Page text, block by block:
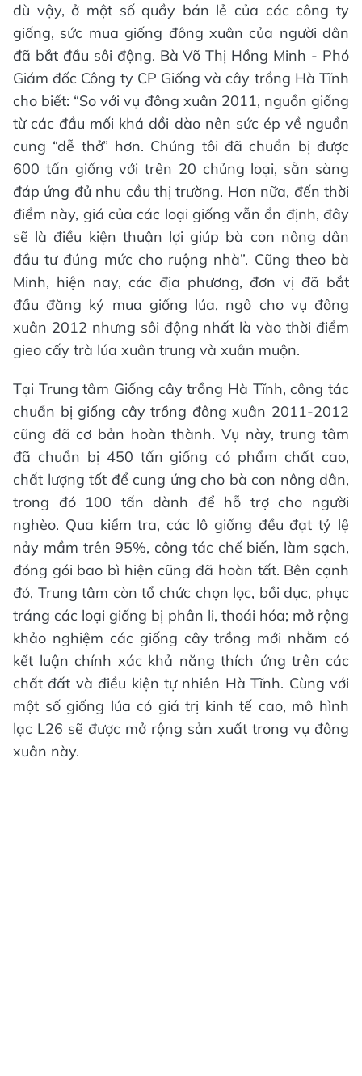
dù vậy, ở một số quầy bán lẻ của các công ty
giống, sức mua giống đông xuân của người dân
đã bắt đầu sôi động. Bà Võ Thị Hồng Minh - Phó
Giám đốc Công ty CP Giống và cây trồng Hà Tĩnh
cho biết: “So với vụ đông xuân 2011, nguồn giống
từ các đầu mối khá dồi dào nên sức ép về nguồn
cung “dễ thở” hơn. Chúng tôi đã chuẩn bị được
600 tấn giống với trên 20 chủng loại, sẵn sàng
đáp ứng đủ nhu cầu thị trường. Hơn nữa, đến thời
điểm này, giá của các loại giống vẫn ổn định, đây
sẽ là điều kiện thuận lợi giúp bà con nông dân
đầu tư đúng mức cho ruộng nhà”. Cũng theo bà
Minh, hiện nay, các địa phương, đơn vị đã bắt
đầu đăng ký mua giống lúa, ngô cho vụ đông
xuân 2012 nhưng sôi động nhất là vào thời điểm
gieo cấy trà lúa xuân trung và xuân muộn.
Tại Trung tâm Giống cây trồng Hà Tĩnh, công tác
chuẩn bị giống cây trồng đông xuân 2011-2012
cũng đã cơ bản hoàn thành. Vụ này, trung tâm
đã chuẩn bị 450 tấn giống có phẩm chất cao,
chất lượng tốt để cung ứng cho bà con nông dân,
trong đó 100 tấn dành để hỗ trợ cho người
nghèo. Qua kiểm tra, các lô giống đều đạt tỷ lệ
nảy mầm trên 95%, công tác chế biến, làm sạch,
đóng gói bao bì hiện cũng đã hoàn tất. Bên cạnh
đó, Trung tâm còn tổ chức chọn lọc, bồi dục, phục
tráng các loại giống bị phân li, thoái hóa; mở rộng
khảo nghiệm các giống cây trồng mới nhằm có
kết luận chính xác khả năng thích ứng trên các
chất đất và điều kiện tự nhiên Hà Tĩnh. Cùng với
một số giống lúa có giá trị kinh tế cao, mô hình
lạc L26 sẽ được mở rộng sản xuất trong vụ đông
xuân này.